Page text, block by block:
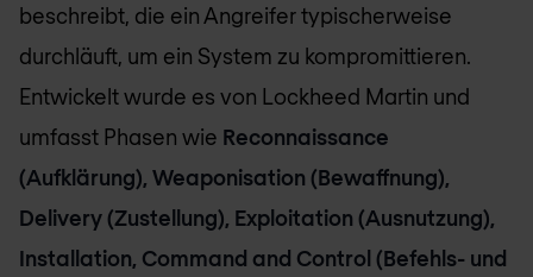
beschreibt, die ein Angreifer typischerweise
durchläuft, um ein System zu kompromittieren.
Entwickelt wurde es von Lockheed Martin und
umfasst Phasen wie Reconnaissance
(Aufklärung), Weaponisation (Bewaffnung),
Delivery (Zustellung), Exploitation (Ausnutzung),
Installation, Command and Control (Befehls- und